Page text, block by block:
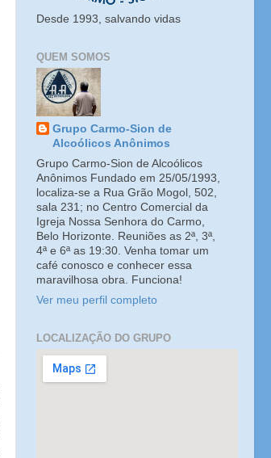
Desde 1993, salvando vidas
QUEM SOMOS
Grupo Carmo-Sion de
Alcoólicos Anônimos
Grupo Carmo-Sion de Alcoólicos
Anônimos Fundado em 25/05/1993,
localiza-se a Rua Grão Mogol, 502,
sala 231; no Centro Comercial da
Igreja Nossa Senhora do Carmo,
Belo Horizonte. Reuniões as 2ª, 3ª,
4ª e 6ª as 19:30. Venha tomar um
café conosco e conhecer essa
maravilhosa obra. Funciona!
Ver meu perfil completo
LOCALIZAÇÃO DO GRUPO